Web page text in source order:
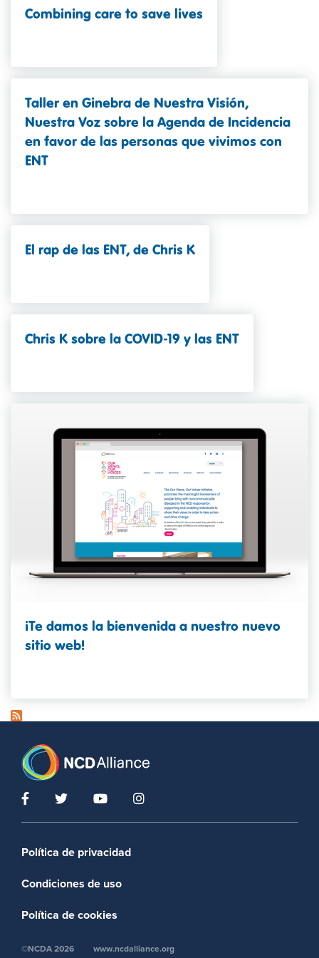
Combining care to save lives
Taller en Ginebra de Nuestra Visión,
Nuestra Voz sobre la Agenda de Incidencia
en favor de las personas que vivimos con
ENT
El rap de las ENT, de Chris K
Chris K sobre la COVID-19 y las ENT
¡Te damos la bienvenida a nuestro nuevo
sitio web!
Footer menu
Política de privacidad
Condiciones de uso
Política de cookies
©NCDA 2026 www.ncdalliance.org